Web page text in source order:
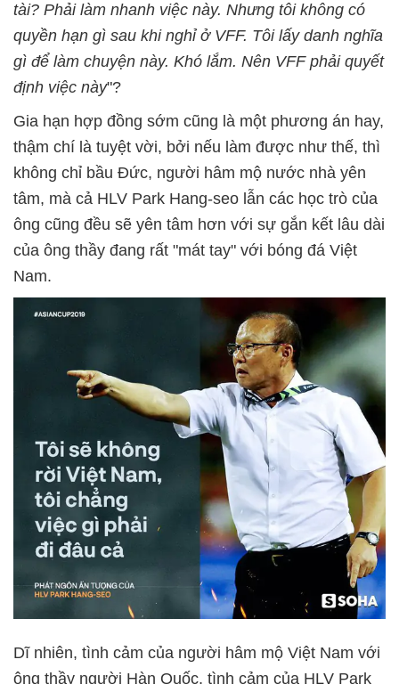
tài? Phải làm nhanh việc này. Nhưng tôi không có
quyền hạn gì sau khi nghỉ ở VFF. Tôi lấy danh nghĩa
gì để làm chuyện này. Khó lắm. Nên VFF phải quyết
định việc này"?
Gia hạn hợp đồng sớm cũng là một phương án hay,
thậm chí là tuyệt vời, bởi nếu làm được như thế, thì
không chỉ bầu Đức, người hâm mộ nước nhà yên
tâm, mà cả HLV Park Hang-seo lẫn các học trò của
ông cũng đều sẽ yên tâm hơn với sự gắn kết lâu dài
của ông thầy đang rất "mát tay" với bóng đá Việt
Nam.
Dĩ nhiên, tình cảm của người hâm mộ Việt Nam với
ông thầy người Hàn Quốc, tình cảm của HLV Park